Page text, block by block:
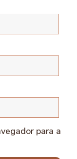
para a